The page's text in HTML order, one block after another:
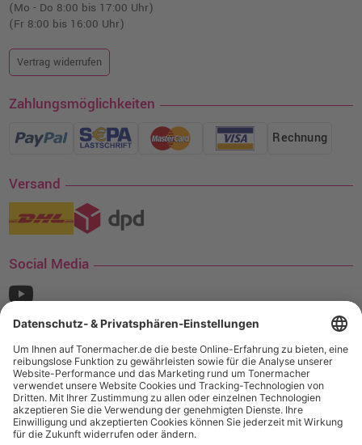
(Mo - Do 8:00 bis 17:00 Uhr)
(Fr 8:00 bis 16:00 Uhr)
Vertrag widerrufen
Zahlungsmöglichkeiten
Rechnung
Versand
Social Media
¹ Nur gültig für den Versand innerhalb Deutschlands. Befindet sich ein Warenwert
von mindestens 35€ (inkl. Mwst.) an Ampertec Artikeln in Ihrem Warenkorb, ist der
Versand für Sie kostenfrei.